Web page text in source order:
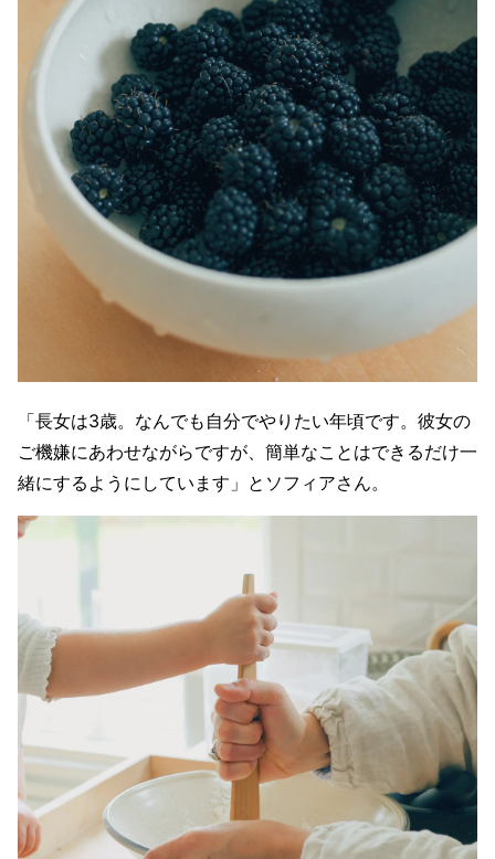
「長女は3歳。なんでも自分でやりたい年頃です。彼女の
ご機嫌にあわせながらですが、簡単なことはできるだけ一
緒にするようにしています」とソフィアさん。